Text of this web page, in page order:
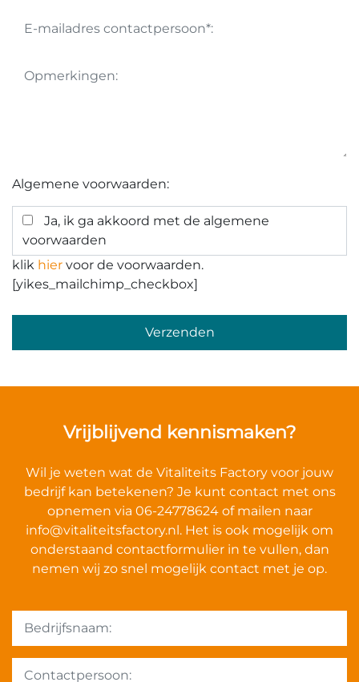
Algemene voorwaarden:
Ja, ik ga akkoord met de algemene
voorwaarden
klik hier voor de voorwaarden.
[yikes_mailchimp_checkbox]
Vrijblijvend kennismaken?
Wil je weten wat de Vitaliteits Factory voor jouw
bedrijf kan betekenen? Je kunt contact met ons
opnemen via 06-24778624 of mailen naar
info@vitaliteitsfactory.nl . Het is ook mogelijk om
onderstaand contactformulier in te vullen, dan
nemen wij zo snel mogelijk contact met je op.